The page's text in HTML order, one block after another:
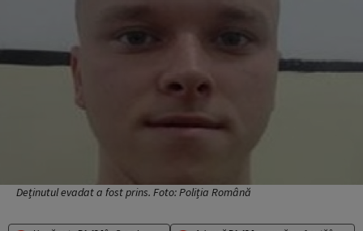
Deținutul evadat a fost prins. Foto: Poliția Română